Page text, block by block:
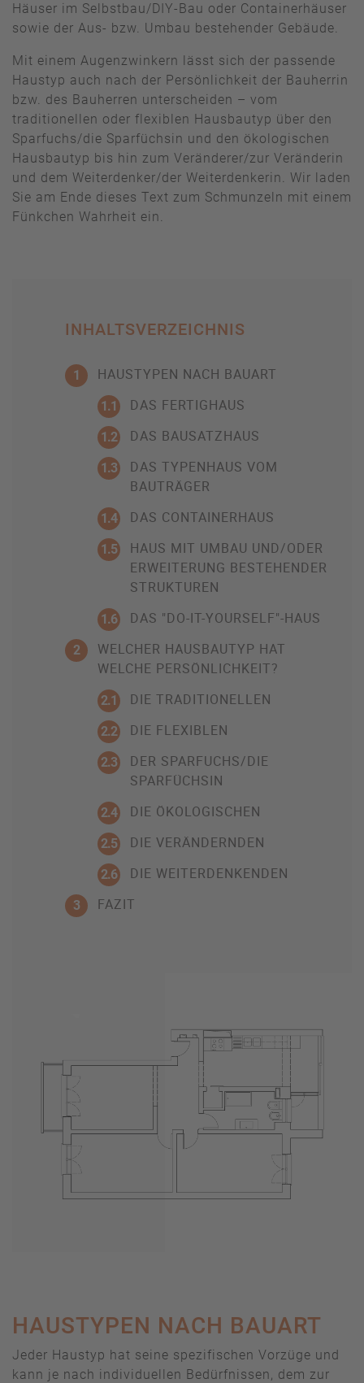
Häuser im Selbstbau/DIY-Bau oder Containerhäuser
sowie der Aus- bzw. Umbau bestehender Gebäude.
Mit einem Augenzwinkern lässt sich der passende
Haustyp auch nach der Persönlichkeit der Bauherrin
bzw. des Bauherren unterscheiden – vom
traditionellen oder flexiblen Hausbautyp über den
Sparfuchs/die Sparfüchsin und den ökologischen
Hausbautyp bis hin zum Veränderer/zur Veränderin
und dem Weiterdenker/der Weiterdenkerin. Wir laden
Sie am Ende dieses Text zum Schmunzeln mit einem
Fünkchen Wahrheit ein.
INHALTSVERZEICHNIS
1 HAUSTYPEN NACH BAUART
1.1 DAS FERTIGHAUS
1.2 DAS BAUSATZHAUS
1.3
DAS TYPENHAUS VOM
BAUTRÄGER
1.4 DAS CONTAINERHAUS
1.5
HAUS MIT UMBAU UND/ODER
ERWEITERUNG BESTEHENDER
STRUKTUREN
1.6 DAS "DO-IT-YOURSELF"-HAUS
2
WELCHER HAUSBAUTYP HAT
WELCHE PERSÖNLICHKEIT?
2.1 DIE TRADITIONELLEN
2.2 DIE FLEXIBLEN
2.3
DER SPARFUCHS/DIE
SPARFÜCHSIN
2.4 DIE ÖKOLOGISCHEN
2.5 DIE VERÄNDERNDEN
2.6 DIE WEITERDENKENDEN
3 FAZIT
HAUSTYPEN NACH BAUART
Jeder Haustyp hat seine spezifischen Vorzüge und
kann je nach individuellen Bedürfnissen, dem zur